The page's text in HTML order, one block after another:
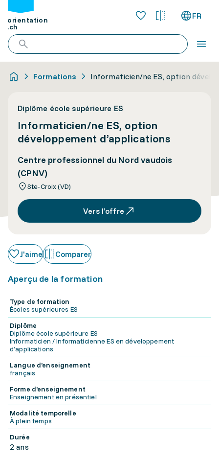
orientation
.ch
FR
Formations Informaticien/ne ES, option
Diplôme école supérieure ES
Informaticien/ne ES, option
développement d’applications
Centre professionnel du Nord vaudois
(CPNV)
Ste-Croix (VD)
Vers l’offre
J'aime Comparer
Aperçu de la formation
Type de formation
Écoles supérieures ES
Diplôme
Diplôme école supérieure ES
Informaticien / Informaticienne ES en développement
d’applications
Langue d'enseignement
français
Forme d'enseignement
Enseignement en présentiel
Modalité temporelle
À plein temps
Durée
2 ans